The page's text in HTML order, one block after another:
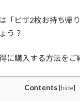
「ピザ2枚お持ち帰
う？
に購入する方法をご
Contents [hide]